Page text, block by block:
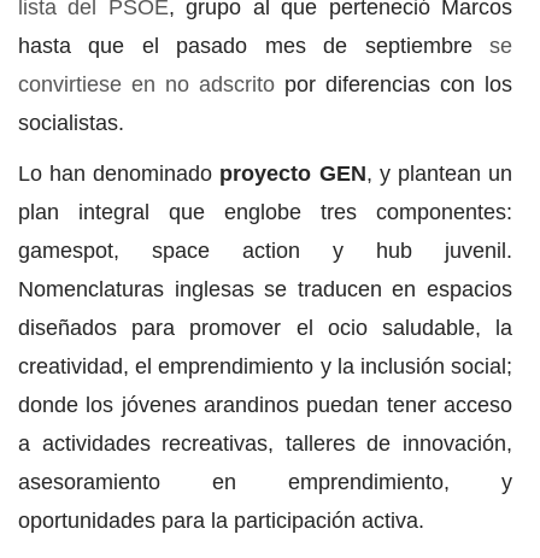
lista del PSOE, grupo al que perteneció Marcos
hasta que el pasado mes de septiembre se
convirtiese en no adscrito por diferencias con los
socialistas.
Lo han denominado proyecto GEN, y plantean un
plan integral que englobe tres componentes:
gamespot, space action y hub juvenil.
Nomenclaturas inglesas se traducen en espacios
diseñados para promover el ocio saludable, la
creatividad, el emprendimiento y la inclusión social;
donde los jóvenes arandinos puedan tener acceso
a actividades recreativas, talleres de innovación,
asesoramiento en emprendimiento, y
oportunidades para la participación activa.